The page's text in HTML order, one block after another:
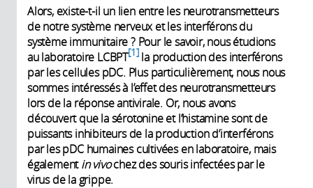
Alors, existe-t-il un lien entre les neurotransmetteurs
de notre système nerveux et les interférons du
système immunitaire ? Pour le savoir, nous étudions
au laboratoire LCBPT 1 la production des interférons
par les cellules pDC. Plus particulièrement, nous nous
sommes intéressés à l’effet des neurotransmetteurs
lors de la réponse antivirale. Or, nous avons
découvert que la sérotonine et l’histamine sont de
puissants inhibiteurs de la production d’interférons
par les pDC humaines cultivées en laboratoire, mais
égalementin vivochez des souris infectées par le
virus de la grippe.